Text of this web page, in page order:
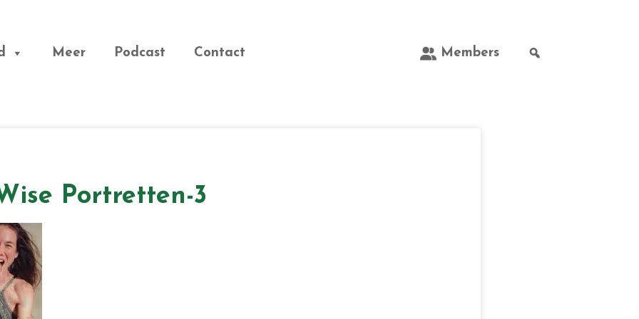
Meer Podcast Contact Members
Portretten-3